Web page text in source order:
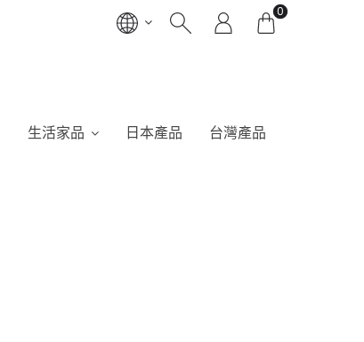
0
生活家品 日本產品
台灣產品